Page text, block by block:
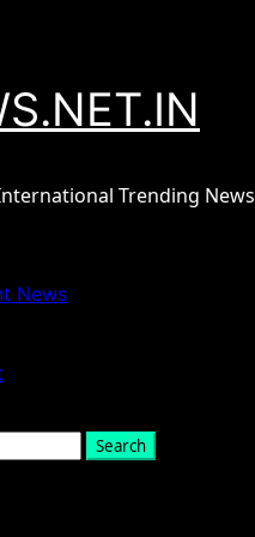
Trending News
News